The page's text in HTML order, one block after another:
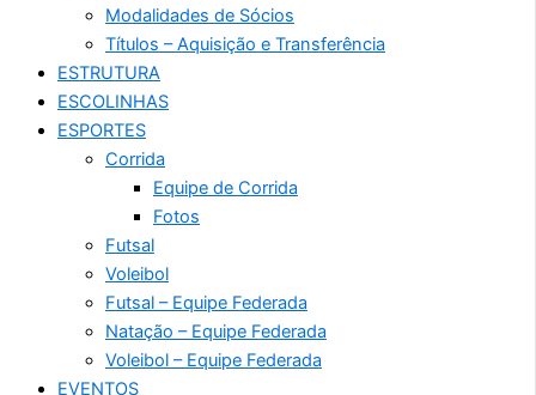
Modalidades de Sócios
Títulos – Aquisição e Transferência
ESTRUTURA
ESCOLINHAS
ESPORTES
Corrida
Equipe de Corrida
Fotos
Futsal
Voleibol
Futsal – Equipe Federada
Natação – Equipe Federada
Voleibol – Equipe Federada
EVENTOS